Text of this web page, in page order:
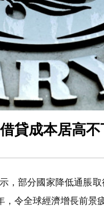
團來瓊考察
約18億元
萬億 利潤總額近936
新玩法
貸成本居高不
部分國家降低通脹
令全球經濟增長前景